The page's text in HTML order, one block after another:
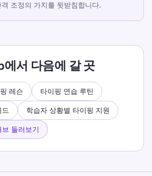
조정의 가치를 뒷받침합니다.
서 다음에 갈 곳
레슨 타이핑 연습 루틴
학습자 상황별 타이핑 지원
둘러보기